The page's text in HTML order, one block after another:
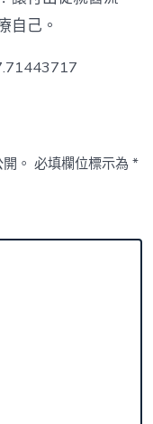
自己。
。 必填欄位標示為*